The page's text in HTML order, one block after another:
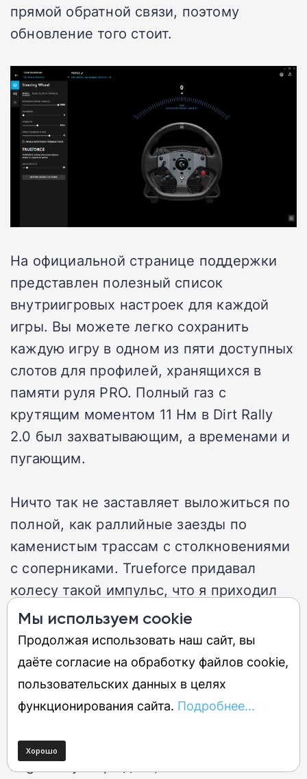
прямой обратной связи, поэтому
обновление того стоит.
На официальной странице поддержки
представлен полезный список
внутриигровых настроек для каждой
игры. Вы можете легко сохранить
каждую игру в одном из пяти доступных
слотов для профилей, хранящихся в
памяти руля PRO. Полный газ с
крутящим моментом 11 Нм в Dirt Rally
2.0 был захватывающим, а временами и
пугающим.
Ничто так не заставляет выложиться по
полной, как раллийные заезды по
каменистым трассам с столкновениями
с соперниками. Trueforce придавал
колесу такой импульс, что я приходил
последним практически в каждой гонке
и при этом смеялся. Это колесо с
прямым приводом — совсем не то, что
нужно для повседневной езды, поэтому
сначала я решил немного снизить
Logitech утверждает, что многие
Мы используем cookie
Продолжая использовать наш сайт, вы
даёте согласие на обработку файлов cookie,
пользовательских данных в целях
функционирования сайта. Подробнее...